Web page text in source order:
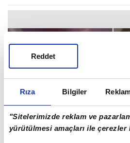
Rıza Bilgiler
"Sitelerimizde reklam ve
yürütülmesi amaçları ile çerezler
Reddet